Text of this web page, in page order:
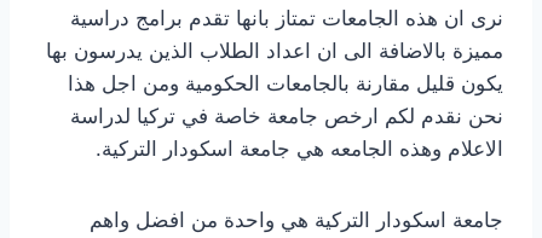
نرى ان هذه الجامعات تمتاز بانها تقدم برامج دراسية
مميزة بالاضافة الى ان اعداد الطلاب الذين يدرسون بها
يكون قليل مقارنة بالجامعات الحكومية ومن اجل هذا
نحن نقدم لكم ارخص جامعة خاصة في تركيا لدراسة
الاعلام وهذه الجامعه هي جامعة اسكودار التركية.
جامعة اسكودار التركية هي واحدة من افضل واهم